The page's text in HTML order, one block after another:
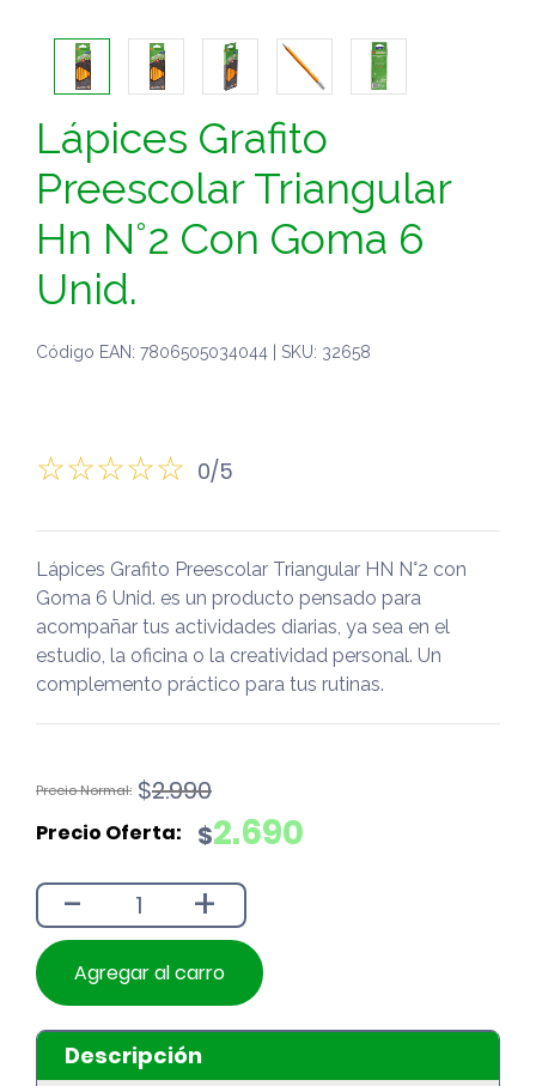
Lápices Grafito
Preescolar Triangular
Hn N°2 Con Goma 6
Unid.
Código EAN: 7806505034044 | SKU: 32658
0/5
Lápices Grafito Preescolar Triangular HN N°2 con
Goma 6 Unid. es un producto pensado para
acompañar tus actividades diarias, ya sea en el
estudio, la oficina o la creatividad personal. Un
complemento práctico para tus rutinas.
$2.990
El
original
$2.990.
$2.690
El
actual
$2.690.
- +
Agregar al carro
Descripción